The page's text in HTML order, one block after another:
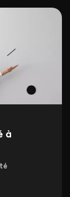
à